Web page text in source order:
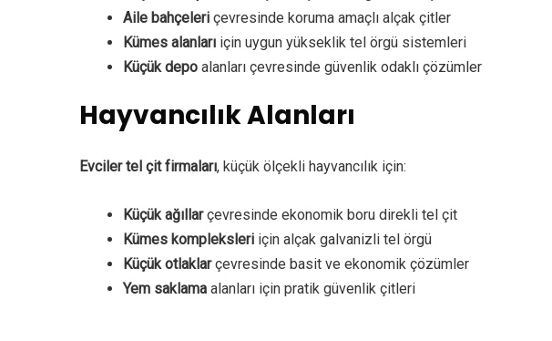
Aile bahçeleri çevresinde koruma amaçlı alçak çitler
Kümes alanları için uygun yükseklik tel örgü sistemleri
Küçük depo alanları çevresinde güvenlik odaklı çözümler
Hayvancılık Alanları
Evciler tel çit firmaları, küçük ölçekli hayvancılık için:
Küçük ağıllarçevresinde ekonomik boru direkli tel çit
Kümes kompleksleri için alçak galvanizli tel örgü
Küçük otlaklarçevresinde basit ve ekonomik çözümler
Yem saklama alanları için pratik güvenlik çitleri